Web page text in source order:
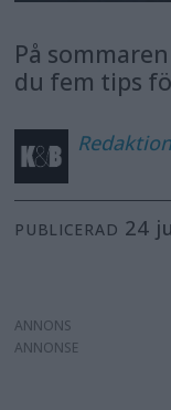
På
du fem tips
PUBLICERAD 24
ANNONS